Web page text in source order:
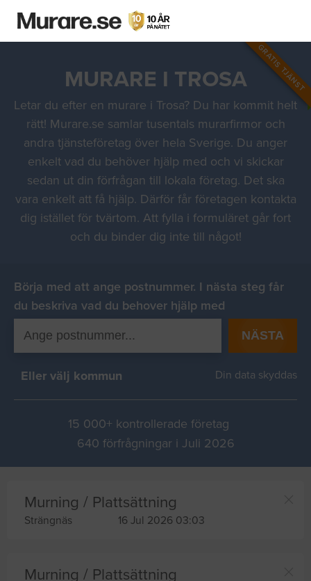
GRATIS TJÄNST
MURARE I TROSA
Letar du efter en murare i Trosa? Du har kommit helt
rätt! Murare.se samlar tusentals murarfirmor och
andra tjänsteföretag över hela Sverige. Du anger
enkelt vad du behöver hjälp med och vi skickar
sedan ut din förfrågan till lokala företag. Det ska
vara enkelt att få hjälp. Därför får företagen kontakta
dig istället för tvärtom. Att fylla i formuläret går fort
och du binder dig inte till något!
Börja med att ange postnummer. I nästa steg får
du beskriva vad du behover hjälp med
NÄSTA
Eller välj kommun Din data skyddas
15 000+ kontrollerade företag
640 förfrågningar i Juli 2026
Murning / Plattsättning
Strängnäs 16 Jul 2026 03:03
Murning / Plattsättning